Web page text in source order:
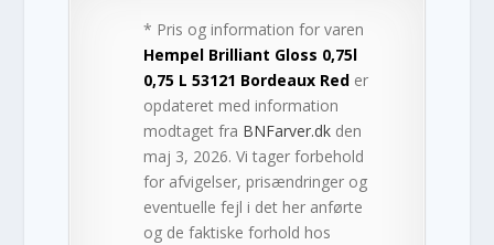
* Pris og information for varen
Hempel Brilliant Gloss 0,75l
0,75 L 53121 Bordeaux Red er
opdateret med information
modtaget fra BNFarver.dk den
maj 3, 2026. Vi tager forbehold
for afvigelser, prisændringer og
eventuelle fejl i det her anførte
og de faktiske forhold hos